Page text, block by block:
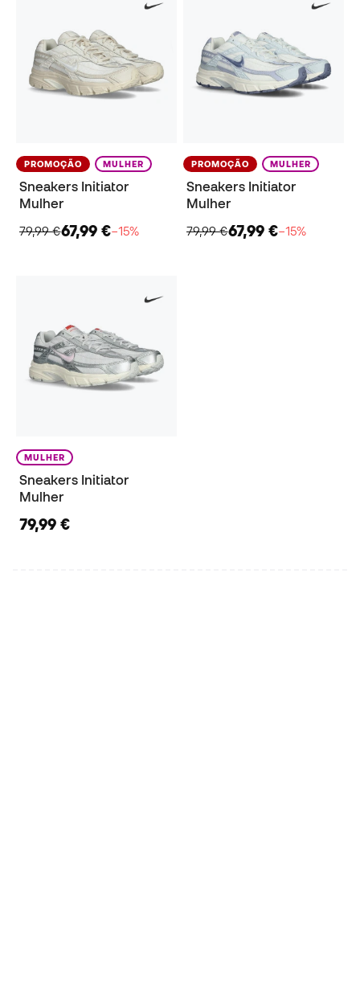
PROMOÇÃO MULHER
Sneakers Initiator
Mulher
79,99 €67,99 €−15%
PROMOÇÃO MULHER
Sneakers Initiator
Mulher
79,99 €67,99 €−15%
MULHER
Sneakers Initiator
Mulher
79,99 €